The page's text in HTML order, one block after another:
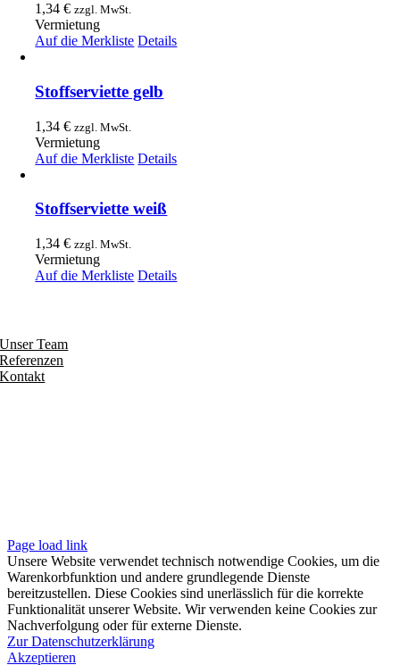
1,34€ zzgl. MwSt.
Vermietung
Auf die Merkliste Details
Stoffserviette gelb
1,34€ zzgl. MwSt.
Vermietung
Auf die Merkliste Details
Stoffserviette weiß
1,34€ zzgl. MwSt.
Vermietung
Auf die Merkliste Details
Unser Team
Referenzen
Kontakt
Page load link
Unsere Website verwendet technisch notwendige Cookies, um die
Warenkorbfunktion und andere grundlegende Dienste
bereitzustellen. Diese Cookies sind unerlässlich für die korrekte
Funktionalität unserer Website. Wir verwenden keine Cookies zur
Nachverfolgung oder für externe Dienste.
Zur Datenschutzerklärung
Akzeptieren